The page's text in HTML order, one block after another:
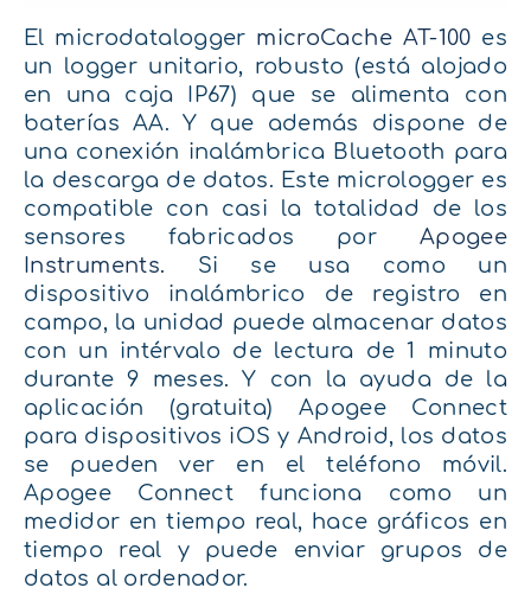
El microdatalogger microCache AT-100 es
un logger unitario, robusto (está alojado
en una caja IP67) que se alimenta con
baterías AA. Y que además dispone de
una conexión inalámbrica Bluetooth para
la descarga de datos. Este micrologger es
compatible con casi la totalidad de los
sensores fabricados por Apogee
Instruments. Si se usa como un
dispositivo inalámbrico de registro en
campo, la unidad puede almacenar datos
con un intérvalo de lectura de 1 minuto
durante 9 meses. Y con la ayuda de la
aplicación (gratuita) Apogee Connect
para dispositivos iOS y Android, los datos
se pueden ver en el teléfono móvil.
Apogee Connect funciona como un
medidor en tiempo real, hace gráficos en
tiempo real y puede enviar grupos de
datos al ordenador.